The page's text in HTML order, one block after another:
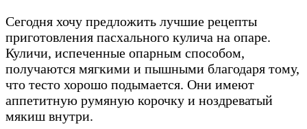
Сегодня хочу предложить лучшие рецепты
приготовления пасхального кулича на опаре.
Куличи, испеченные опарным способом,
получаются мягкими и пышными благодаря тому,
что тесто хорошо подымается. Они имеют
аппетитную румяную корочку и ноздреватый
мякиш внутри.